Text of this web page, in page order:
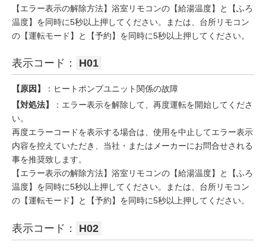
【エラー表示の解除方法】浴室リモコンの【給湯温度】と【ふろ
温度】を同時に5秒以上押してください。または、台所リモコン
の【運転モード】と【予約】を同時に5秒以上押してください。
表示コード： H01
【原因】
：ヒートポンプユニット関係の故障
【対処法】
：エラー表示を解除して、再度運転を開始してくださ
い。
再度エラーコードを表示する場合は、使用を中止してエラー表示
内容を控えていただき、当社・またはメーカーにお問合せされる
事を推奨致します。
【エラー表示の解除方法】浴室リモコンの【給湯温度】と【ふろ
温度】を同時に5秒以上押してください。または、台所リモコン
の【運転モード】と【予約】を同時に5秒以上押してください。
表示コード： H02